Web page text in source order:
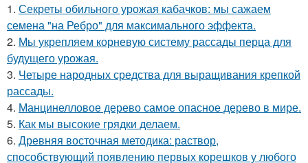
1. Секреты обильного урожая кабачков: мы сажаем
семена "на Ребро" для максимального эффекта.
2. Мы укрепляем корневую систему рассады перца для
будущего урожая.
3. Четыре народных средства для выращивания крепкой
рассады.
4. Манцинелловое дерево самое опасное дерево в мире.
5. Как мы высокие грядки делаем.
6. Древняя восточная методика: раствор,
способствующий появлению первых корешков у любого